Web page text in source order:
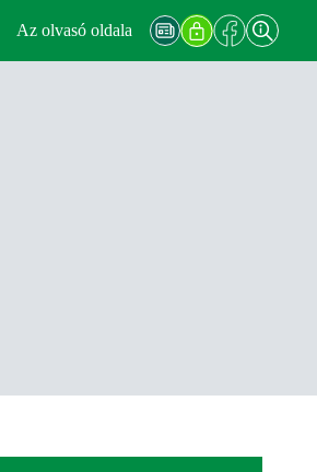
Az olvasó oldala